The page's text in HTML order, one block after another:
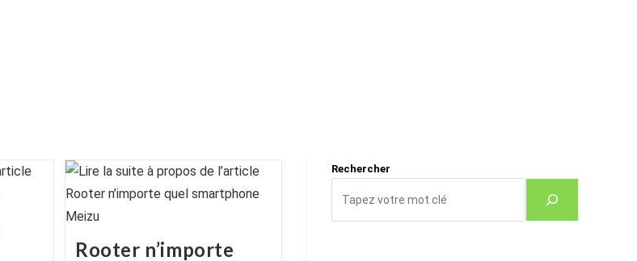
Rooter n’importe
Rechercher